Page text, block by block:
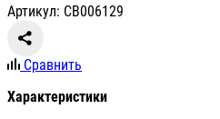
Артикул: СВ006129
Сравнить
Характеристики